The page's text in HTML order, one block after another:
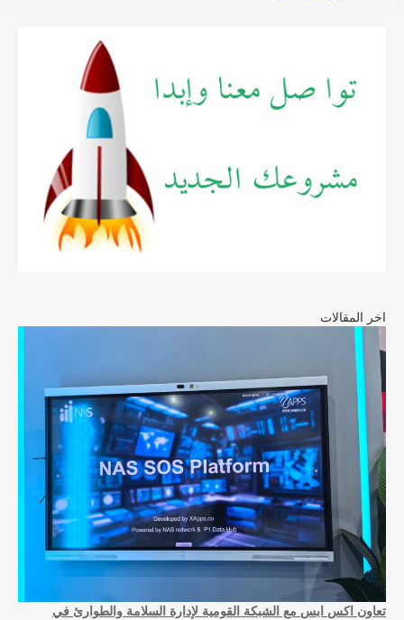
اخر المقالات
تعاون اكس ابس مع الشبكة القومية لإدارة السلامة والطوارئ في